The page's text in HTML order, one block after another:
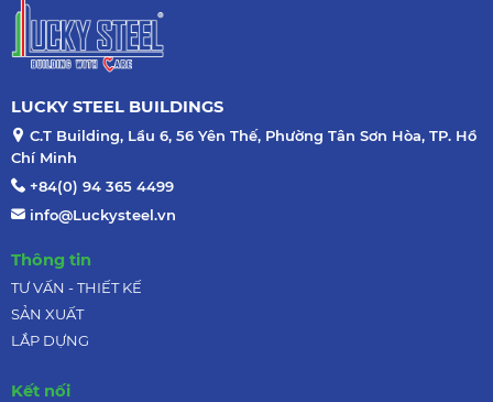
LUCKY STEEL BUILDINGS
C.T Building, Lầu 6, 56 Yên Thế, Phường Tân Sơn Hòa, TP. Hồ
Chí Minh
+84(0) 94 365 4499
info@Luckysteel.vn
Thông tin
TƯ VẤN - THIẾT KẾ
SẢN XUẤT
LẮP DỰNG
Kết nối